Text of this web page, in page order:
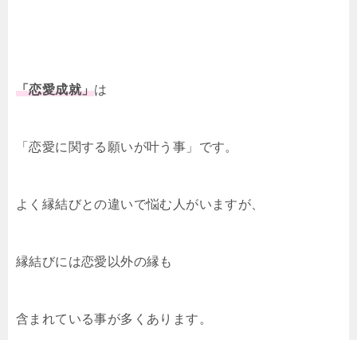
「恋愛成就」は
「恋愛に関する願いが叶う事」です。
よく縁結びとの違いで悩む人がいますが、
縁結びには恋愛以外の縁も
含まれている事が多くあります。